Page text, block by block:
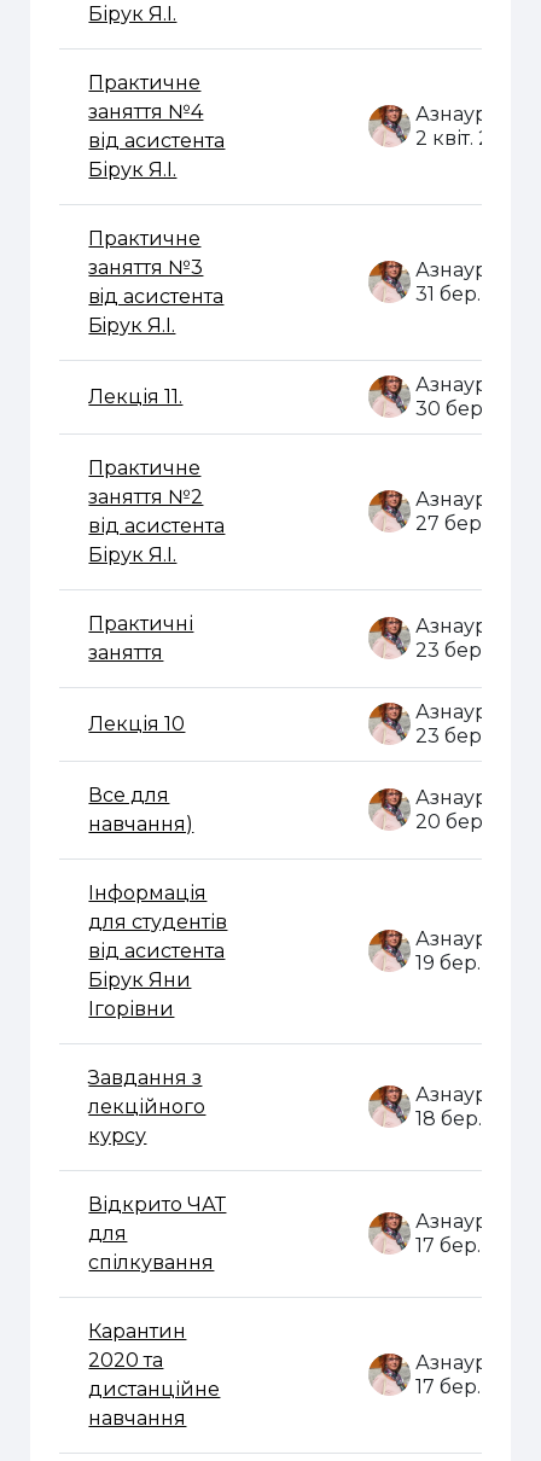
Бірук Я.І.
Практичне
заняття №4
від асистента
Бірук Я.І.
2 квіт. 2020
Практичне
заняття №3
вiд асистента
Бiрук Я.I.
31 бер. 2020
Лекція 11.
30 бер.
Практичне
заняття №2
від асистента
Бірук Я.І.
27 бер. 2020
Практичні
заняття
23 бер. 2020
Лекція 10
23 бер. 2020
Все для
навчання)
20 бер.
Інформація
для студентів
від асистента
Бірук Яни
Ігорівни
19 бер. 2020
Завдання з
лекційного
курсу
18 бер. 2020
Відкрито ЧАТ
для
спілкування
17 бер. 2020
Карантин
2020 та
дистанційне
навчання
17 бер. 2020